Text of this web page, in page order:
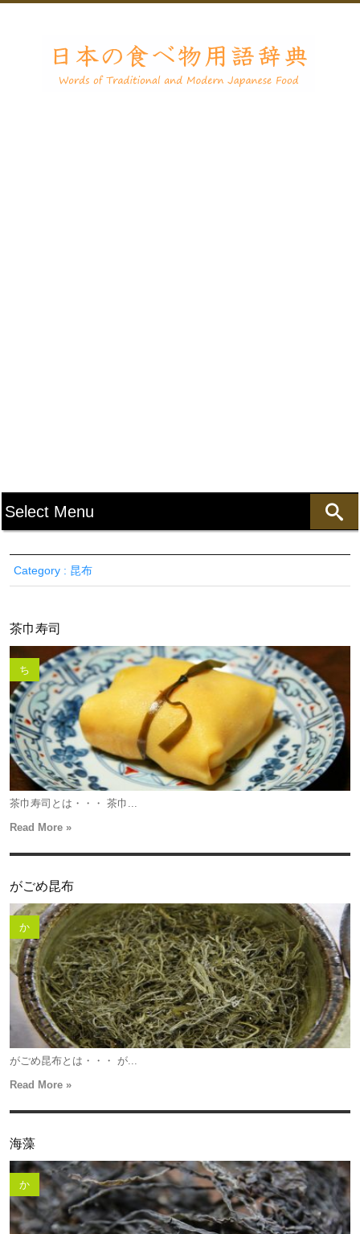
Category : 昆布
茶巾寿司
ち
茶巾寿司とは・・・ 茶巾...
Read More »
がごめ昆布
か
がごめ昆布とは・・・ が...
Read More »
海藻
か